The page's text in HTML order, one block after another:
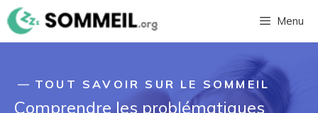
Aller
au
contenu
Menu
TOUT SAVOIR SUR LE SOMMEIL
Comprendre les problématiques